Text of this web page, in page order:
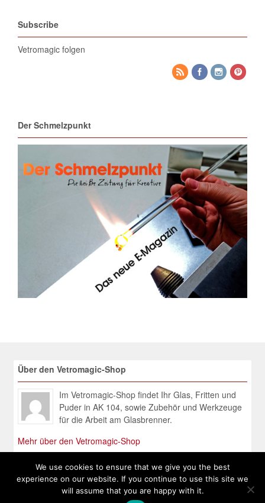
Subscribe
Vetromagic folgen
Der Schmelzpunkt
Über den Vetromagic-Shop
Im Vetromagic-Shop findet Ihr Glas, Fritten und
Puder in AK 104, sowie Zubehör und Werkzeuge
für die Arbeit am Glasbrenner.
Mehr über den Vetromagic-Shop
© 2026 Vetromagic - Shop. All Rights Reserved.
We use cookies to ensure that we give you the best
experience on our website. If you continue to use this site we
will assume that you are happy with it.